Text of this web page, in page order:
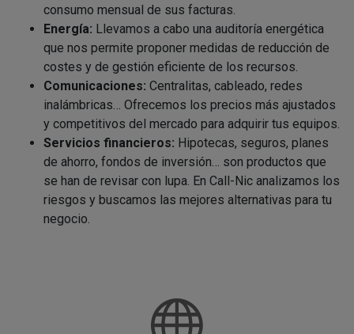
consumo mensual de sus facturas.
Energía: Llevamos a cabo una auditoría energética
que nos permite proponer medidas de reducción de
costes y de gestión eficiente de los recursos.
Comunicaciones: Centralitas, cableado, redes
inalámbricas… Ofrecemos los precios más ajustados
y competitivos del mercado para adquirir tus equipos.
Servicios financieros: Hipotecas, seguros, planes
de ahorro, fondos de inversión… son productos que
se han de revisar con lupa. En Call-Nic analizamos los
riesgos y buscamos las mejores alternativas para tu
negocio.